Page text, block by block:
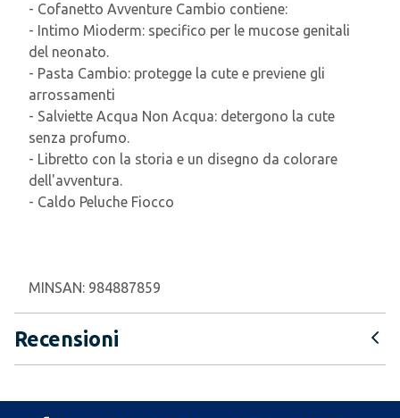
- Cofanetto Avventure Cambio contiene:
- Intimo Mioderm: specifico per le mucose genitali
del neonato.
- Pasta Cambio: protegge la cute e previene gli
arrossamenti
- Salviette Acqua Non Acqua: detergono la cute
senza profumo.
- Libretto con la storia e un disegno da colorare
dell'avventura.
- Caldo Peluche Fiocco
MINSAN: 984887859
Recensioni